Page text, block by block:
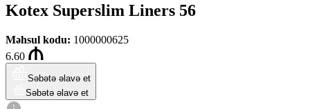
Kotex Superslim Liners 56
Məhsul kodu: 1000000625
6.60
Səbətə əlavə et
Səbətə əlavə et